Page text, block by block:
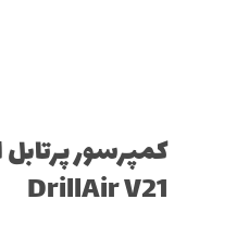
کمپرسور
DrillAir V21